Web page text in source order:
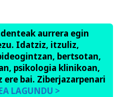
aurrera egin
Idatziz, itzuliz,
bertsotan,
psikologia klinikoan,
bai. Ziberjazarpenari
LAGUNDU >